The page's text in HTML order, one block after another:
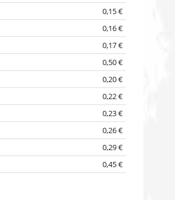
0,15 €
0,16 €
0,17 €
0,50 €
0,20 €
0,22 €
0,23 €
0,26 €
0,29 €
0,45 €